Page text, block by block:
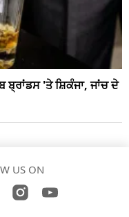
ਬ੍ਰਾਂਡਸ 'ਤੇ ਸ਼ਿਕੰਜਾ, ਜਾਂਚ ਦੇ
US ON